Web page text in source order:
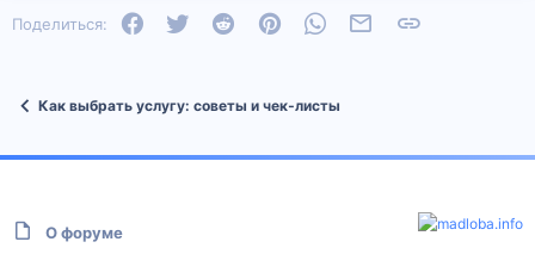
Поделиться: FacebookTwitter Reddit PinterestWhatsAppЭлектронная почта
Как выбрать услугу: советы и чек‑листы
О форуме